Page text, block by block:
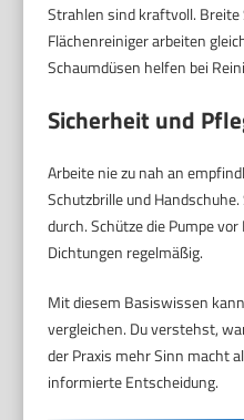
Strahlen sind kraftvoll.
Flächenreiniger arbeiten
Schaumdüsen helfen bei
Sicherheit und
Arbeite nie zu nah an
Schutzbrille und
durch. Schütze die Pumpe
Dichtungen regelmäßig.
Mit diesem Basiswissen
vergleichen. Du verstehst,
der Praxis mehr Sinn macht
informierte Entscheidung.